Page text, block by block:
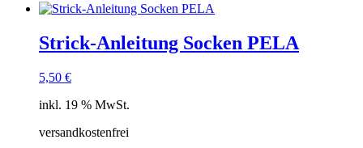
Strick-Anleitung Socken PELA
5,50 €
inkl. 19 % MwSt.
versandkostenfrei